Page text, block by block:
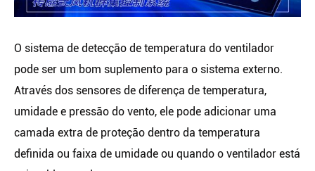
O sistema de detecção de temperatura do ventilador
pode ser um bom suplemento para o sistema externo.
Através dos sensores de diferença de temperatura,
umidade e pressão do vento, ele pode adicionar uma
camada extra de proteção dentro da temperatura
definida ou faixa de umidade ou quando o ventilador está